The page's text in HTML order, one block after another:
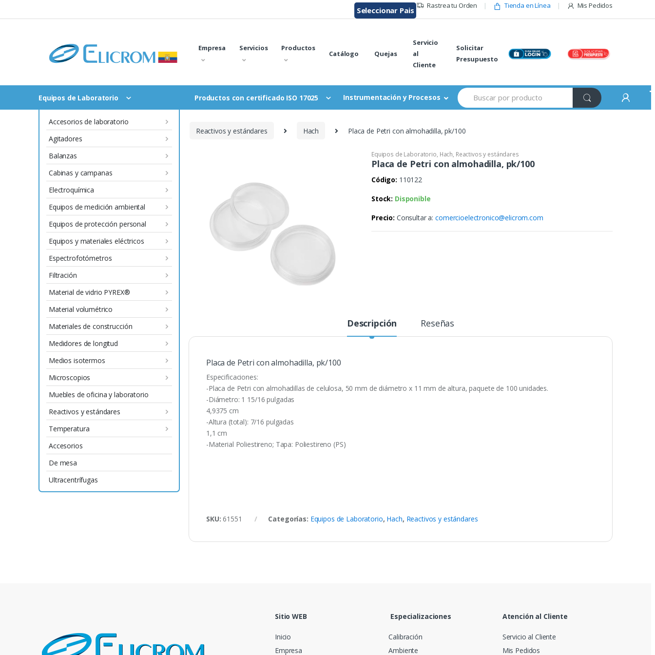
al
Rastrea tu Orden Tienda en Línea Mis Pedidos
Seleccionar Pais
Empresa Servicios Productos
Catálogo Quejas
Servicio
al
Cliente
Solicitar
Presupuesto
Equipos de Laboratorio
Accesorios de laboratorio
Agitadores
Balanzas
Cabinas y campanas
Electroquímica
Equipos de medición ambiental
Equipos de protección personal
Equipos y materiales eléctricos
Espectrofotómetros
Filtración
Material de vidrio PYREX®
Material volumétrico
Materiales de construcción
Medidores de longitud
Medios isotermos
Microscopios
Muebles de oficina y laboratorio
Reactivos y estándares
Temperatura
Accesorios
De mesa
Ultracentrífugas
Productos con certificado ISO 17025 Instrumentación y Procesos
Buscar:
Inicio Equipos de Laboratorio Reactivos y estándares Hach Placa de Petri con almohadilla, pk/100
Equipos de Laboratorio, Hach, Reactivos y estándares
Placa de Petri con almohadilla, pk/100
Código: 110122
Stock: Disponible
Precio: Consultar a:comercioelectronico@elicrom.com
Descripción Reseñas
Placa de Petri con almohadilla, pk/100
Especificaciones:
-Placa de Petri con almohadillas de celulosa, 50 mm de diámetro x 11 mm de altura, paquete de 100 unidades.
-Diámetro: 1 15/16 pulgadas
4,9375 cm
-Altura (total): 7/16 pulgadas
1,1 cm
-Material Poliestireno; Tapa: Poliestireno (PS)
SKU: 61551 Categorías: Equipos de Laboratorio, Hach, Reactivos y estándares
Sitio WEB
Inicio
Empresa
Especializaciones
Calibración
Ambiente
Atención al Cliente
Servicio al Cliente
Mis Pedidos